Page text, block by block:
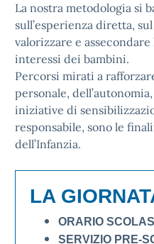
La nostra metodologia si
sull’esperienza diretta,
valorizzare e
interessi dei bambini.
Percorsi mirati a
personale,
iniziative di
responsabile, sono le
dell’Infanzia.
LA
ORARIO
SERVIZIO PRE-